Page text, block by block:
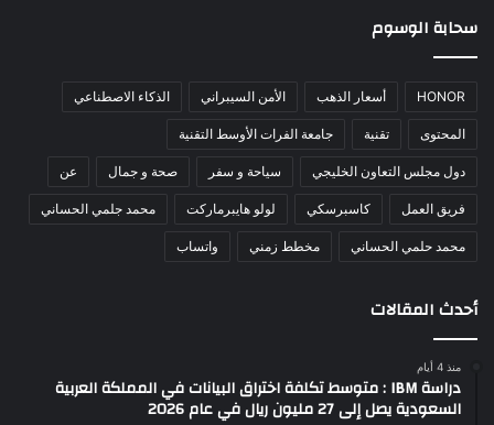
سحابة الوسوم
HONOR أسعار الذهب الأمن السيبراني الذكاء الاصطناعي
المحتوى تقنية جامعة الفرات الأوسط التقنية
دول مجلس التعاون الخليجي سياحة و سفر صحة و جمال عن
فريق العمل كاسبرسكي لولو هايبرماركت محمد جلمي الحساني
محمد حلمي الحساني مخطط زمني واتساب
أحدث المقالات
منذ 4 أيام
دراسة IBM : متوسط تكلفة اختراق البيانات في المملكة العربية
السعودية يصل إلى 27 مليون ريال في عام 2026